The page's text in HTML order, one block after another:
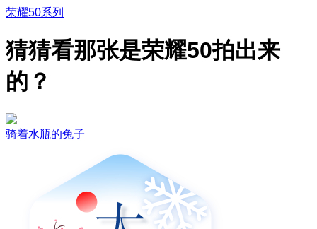
荣耀50系列
猜猜看那张是荣耀50拍出来
的？
骑着水瓶的兔子